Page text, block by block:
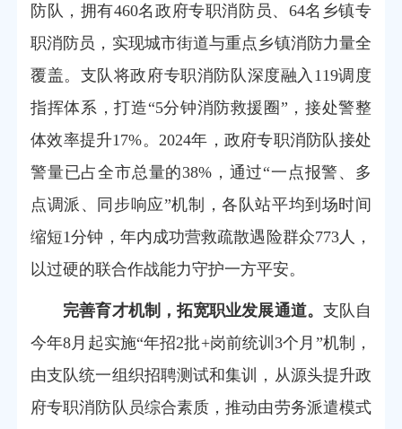
防队，拥有460名政府专职消防员、64名乡镇专
职消防员，实现城市街道与重点乡镇消防力量全
覆盖。支队将政府专职消防队深度融入119调度
指挥体系，打造“5分钟消防救援圈”，接处警整
体效率提升17%。2024年，政府专职消防队接处
警量已占全市总量的38%，通过“一点报警、多
点调派、同步响应”机制，各队站平均到场时间
缩短1分钟，年内成功营救疏散遇险群众773人，
以过硬的联合作战能力守护一方平安。
完善育才机制，拓宽职业发展通道。 支队自
今年8月起实施“年招2批+岗前统训3个月”机制，
由支队统一组织招聘测试和集训，从源头提升政
府专职消防队员综合素质，推动由劳务派遣模式